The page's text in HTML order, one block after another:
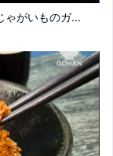
ゃがいものガ...